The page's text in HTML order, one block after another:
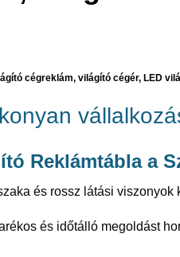
cégreklám, világító cégér, LED
Reklámtábla a
és rossz látási viszonyok
és időtálló megoldást